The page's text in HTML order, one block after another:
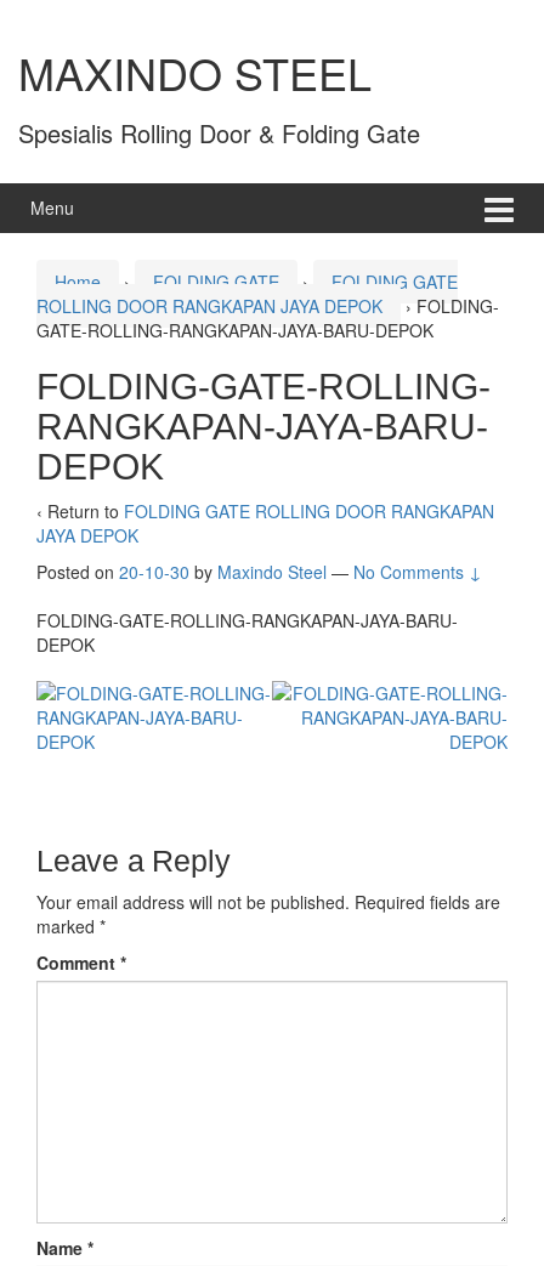
MAXINDO STEEL
Spesialis Rolling Door & Folding Gate
Menu
Home › FOLDING GATE ›
FOLDING GATE
ROLLING DOOR RANGKAPAN JAYA DEPOK
› FOLDING-
GATE-ROLLING-RANGKAPAN-JAYA-BARU-DEPOK
FOLDING-GATE-ROLLING-
RANGKAPAN-JAYA-BARU-
DEPOK
‹ Return to FOLDING GATE ROLLING DOOR RANGKAPAN
JAYA DEPOK
Posted on 20-10-30 by Maxindo Steel — No Comments ↓
FOLDING-GATE-ROLLING-RANGKAPAN-JAYA-BARU-
DEPOK
Leave a Reply
Your email address will not be published. Required fields are
marked *
Comment *
Name *